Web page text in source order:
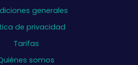
generales
de privacidad
Tarifas
somos